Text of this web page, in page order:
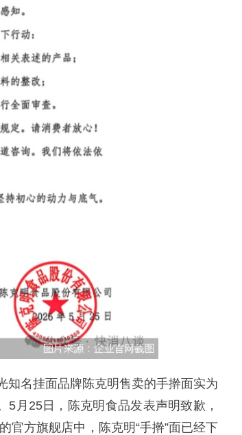
知名挂面品牌陈克明售卖的手擀面实为
5月25日，陈克明食品发表声明致歉，
官方旗舰店中，陈克明“手擀”面已经下